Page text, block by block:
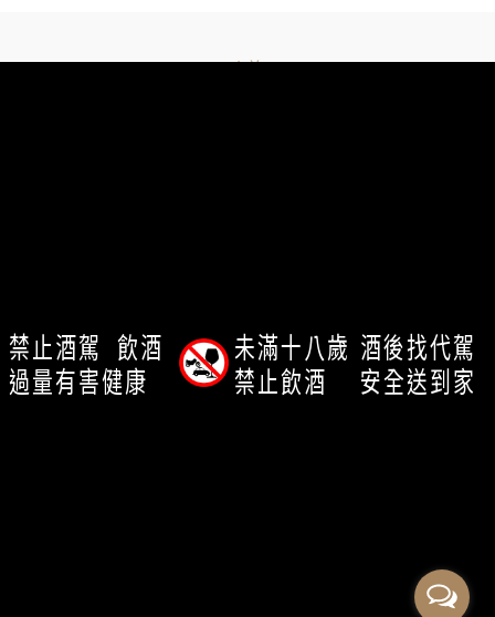
查詢
客服傳真：0225813838
禁止酒駕 飲酒
過量有害健康
未滿十八歲
禁止飲酒
酒後找代駕
安全送到家